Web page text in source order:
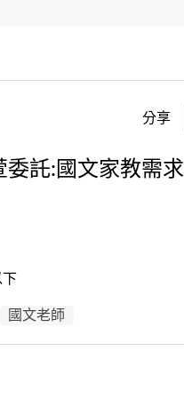
分享
委託:國文家教需求
國文老師